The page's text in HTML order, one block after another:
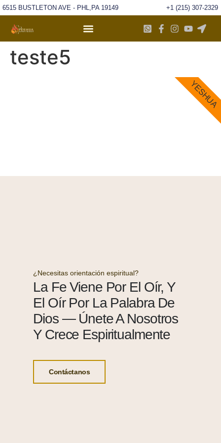
6515 BUSTLETON AVE - PHL,PA 19149 +1 (215) 307-2329
teste5
¿Necesitas orientación espiritual?
La Fe Viene Por El Oír, Y
El Oír Por La Palabra De
Dios — Únete A Nosotros
Y Crece Espiritualmente
Contáctanos
YESHUA